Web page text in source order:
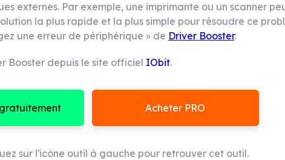
externes. Par exemple, une imprimante ou un scanner
la plus rapide et la plus simple pour résoudre ce
une erreur de périphérique » de Driver Booster.
Booster depuis le site officiel IObit.
Acheter PRO
sur l'icône outil à gauche pour retrouver cet outil.